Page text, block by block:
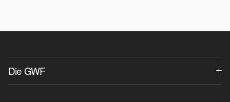
Die GWF